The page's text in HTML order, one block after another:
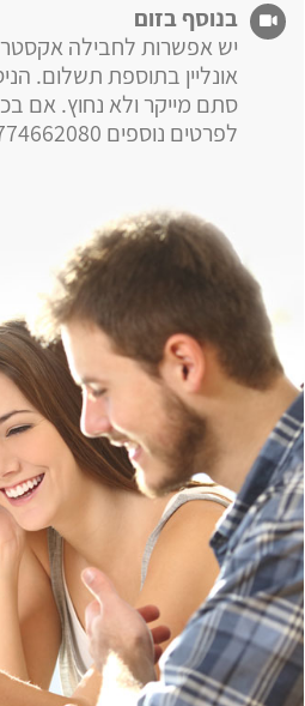
בנוסף בזום
יש אפשרות לחבילה
אונליין בתוספת תשלום.
סתם מייקר ולא נחוץ. אם
לפרטים נוספים 0774662080.